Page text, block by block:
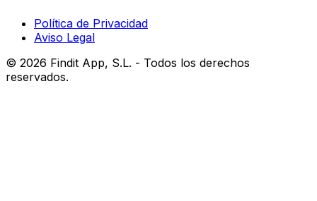
Política de Privacidad
Aviso Legal
© 2026 Findit App, S.L. - Todos los derechos
reservados.